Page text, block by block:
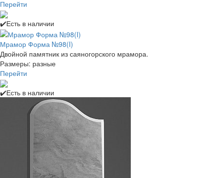
Перейти
✔️Есть в наличии
Мрамор Форма №98(I)
Двойной памятник из саяногорского мрамора.
Размеры: разные
Перейти
✔️Есть в наличии